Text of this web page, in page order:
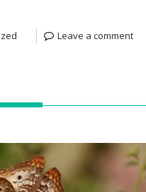
Leave a comment